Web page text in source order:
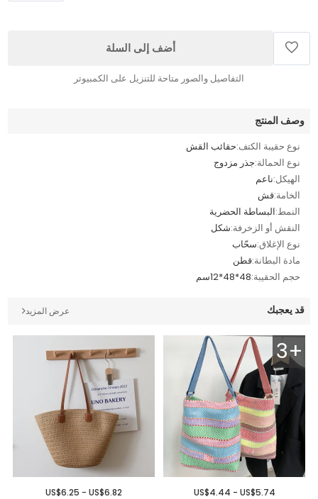
أضف إلى السلة
التفاصيل والصور متاحة للتنزيل على الكمبيوتر
وصف المنتج
نوع حقيبة الكتف:حقائب القش
نوع الحمالة:جذر مزدوج
الهيكل:ناعم
الخامة:قش
النمط:البساطة الحضرية
النقش أو الزخرفة:شكل
نوع الإغلاق:سحّاب
مادة البطانة:قطن
حجم الحقيبة:48*48*12سم
قد يعجبك عرض المزيد
3+
US$4.44 - US$5.74
US$6.25 - US$6.82